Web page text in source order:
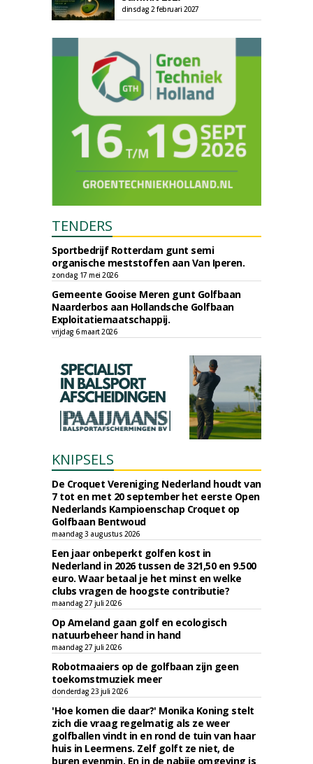
dinsdag 2 februari 2027
TENDERS
Sportbedrijf Rotterdam gunt semi
organische meststoffen aan Van Iperen.
zondag 17 mei 2026
Gemeente Gooise Meren gunt Golfbaan
Naarderbos aan Hollandsche Golfbaan
Exploitatiemaatschappij.
vrijdag 6 maart 2026
KNIPSELS
De Croquet Vereniging Nederland houdt van
7 tot en met 20 september het eerste Open
Nederlands Kampioenschap Croquet op
Golfbaan Bentwoud
maandag 3 augustus 2026
Een jaar onbeperkt golfen kost in
Nederland in 2026 tussen de 321,50 en 9.500
euro. Waar betaal je het minst en welke
clubs vragen de hoogste contributie?
maandag 27 juli 2026
Op Ameland gaan golf en ecologisch
natuurbeheer hand in hand
maandag 27 juli 2026
Robotmaaiers op de golfbaan zijn geen
toekomstmuziek meer
donderdag 23 juli 2026
'Hoe komen die daar?' Monika Koning stelt
zich die vraag regelmatig als ze weer
golfballen vindt in en rond de tuin van haar
huis in Leermens. Zelf golft ze niet, de
buren evenmin. En in de nabije omgeving is